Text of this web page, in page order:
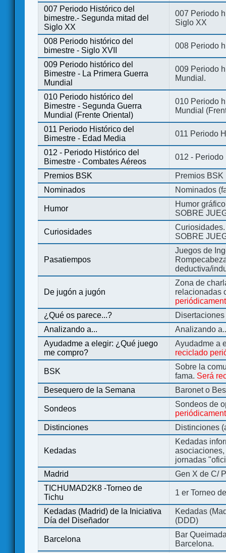
007 Periodo Histórico del
bimestre.- Segunda mitad del
Siglo XX
007 Periodo
Siglo XX
008 Periodo histórico del
bimestre - Siglo XVII
008 Periodo
009 Periodo histórico del
Bimestre - La Primera Guerra
Mundial
009 Periodo
Mundial.
010 Periodo histórico del
Bimestre - Segunda Guerra
Mundial (Frente Oriental)
010 Periodo
Mundial
011 Periodo Histórico del
Bimestre - Edad Media
011 Periodo
012 - Periodo Histórico del
Bimestre - Combates Aéreos
012 - Periodo
Premios BSK
Premios BSK
Nominados
Nominados
Humor
Humor
SOBRE
Curiosidades
SOBRE
Pasatiempos
Juegos de
deductiva/
De jugón a jugón
Zona de
relacionadas
¿Qué os parece...?
Analizando a...
Analizando
Ayudadme a elegir: ¿Qué juego
me compro?
Ayudadme a
reciclado
BSK
Sobre la
fama. Será
Besequero de la Semana
Baronet o
Sondeos
Sondeos de
Distinciones
Distinciones
Kedadas
Kedadas
jornadas
Madrid
Gen X de C/
TICHUMAD2K8 -Torneo de
Tichu
1 er Torneo
Kedadas (Madrid) de la Iniciativa
Día del Diseñador
Kedadas
(DDD)
Barcelona
Bar
Barcelona.